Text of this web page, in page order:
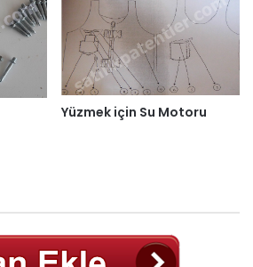
Yüzmek için Su Motoru